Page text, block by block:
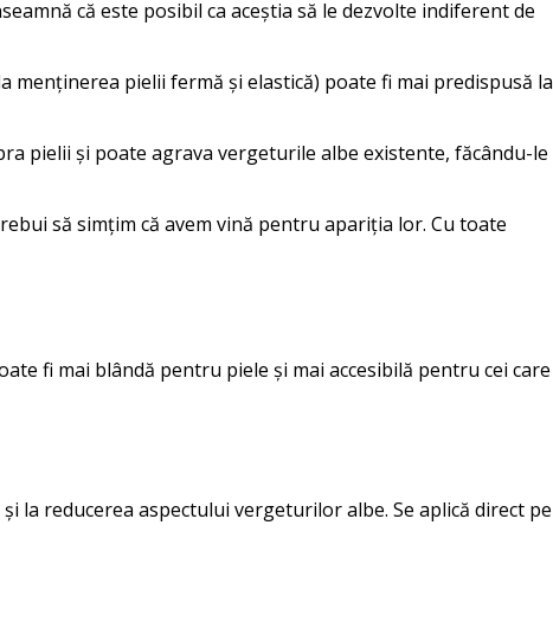
că este posibil ca aceștia să le dezvolte indiferent de
menținerea pielii fermă și elastică) poate fi mai predispusă la
pielii și poate agrava vergeturile albe existente, făcându-le
să simțim că avem vină pentru apariția lor. Cu toate
fi mai blândă pentru piele și mai accesibilă pentru cei care
la reducerea aspectului vergeturilor albe. Se aplică direct pe